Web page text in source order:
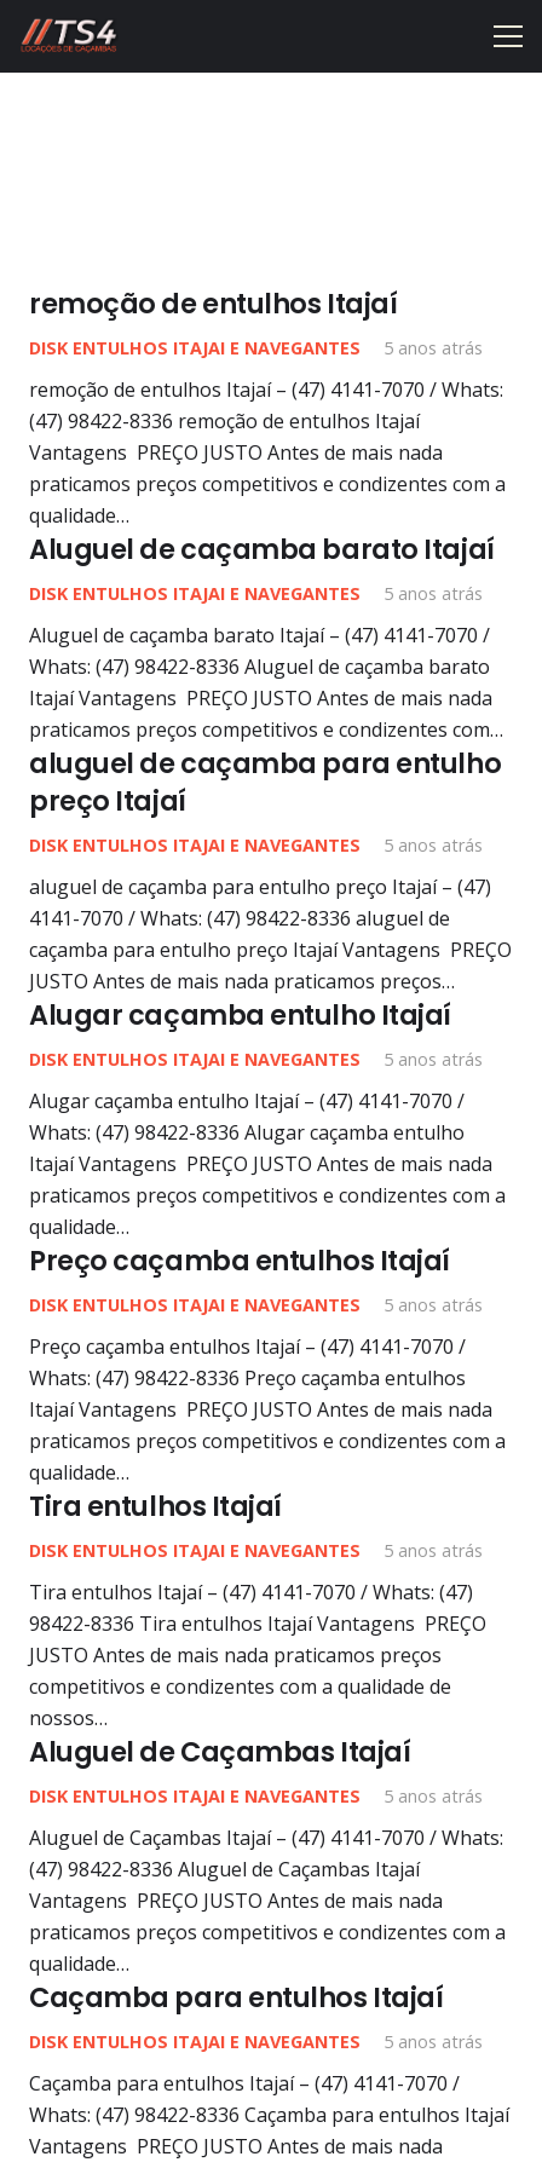
remoção de entulhos Itajaí
DISK ENTULHOS ITAJAI E NAVEGANTES 5 anos atrás
remoção de entulhos Itajaí – (47) 4141-7070 / Whats:
(47) 98422-8336 remoção de entulhos Itajaí
Vantagens PREÇO JUSTO Antes de mais nada
praticamos preços competitivos e condizentes com a
qualidade…
Aluguel de caçamba barato Itajaí
DISK ENTULHOS ITAJAI E NAVEGANTES 5 anos atrás
Aluguel de caçamba barato Itajaí – (47) 4141-7070 /
Whats: (47) 98422-8336 Aluguel de caçamba barato
Itajaí Vantagens PREÇO JUSTO Antes de mais nada
praticamos preços competitivos e condizentes com…
aluguel de caçamba para entulho
preço Itajaí
DISK ENTULHOS ITAJAI E NAVEGANTES 5 anos atrás
aluguel de caçamba para entulho preço Itajaí – (47)
4141-7070 / Whats: (47) 98422-8336 aluguel de
caçamba para entulho preço Itajaí Vantagens PREÇO
JUSTO Antes de mais nada praticamos preços…
Alugar caçamba entulho Itajaí
DISK ENTULHOS ITAJAI E NAVEGANTES 5 anos atrás
Alugar caçamba entulho Itajaí – (47) 4141-7070 /
Whats: (47) 98422-8336 Alugar caçamba entulho
Itajaí Vantagens PREÇO JUSTO Antes de mais nada
praticamos preços competitivos e condizentes com a
qualidade…
Preço caçamba entulhos Itajaí
DISK ENTULHOS ITAJAI E NAVEGANTES 5 anos atrás
Preço caçamba entulhos Itajaí – (47) 4141-7070 /
Whats: (47) 98422-8336 Preço caçamba entulhos
Itajaí Vantagens PREÇO JUSTO Antes de mais nada
praticamos preços competitivos e condizentes com a
qualidade…
Tira entulhos Itajaí
DISK ENTULHOS ITAJAI E NAVEGANTES 5 anos atrás
Tira entulhos Itajaí – (47) 4141-7070 / Whats: (47)
98422-8336 Tira entulhos Itajaí Vantagens PREÇO
JUSTO Antes de mais nada praticamos preços
competitivos e condizentes com a qualidade de
nossos…
Aluguel de Caçambas Itajaí
DISK ENTULHOS ITAJAI E NAVEGANTES 5 anos atrás
Aluguel de Caçambas Itajaí – (47) 4141-7070 / Whats:
(47) 98422-8336 Aluguel de Caçambas Itajaí
Vantagens PREÇO JUSTO Antes de mais nada
praticamos preços competitivos e condizentes com a
qualidade…
Caçamba para entulhos Itajaí
DISK ENTULHOS ITAJAI E NAVEGANTES 5 anos atrás
Caçamba para entulhos Itajaí – (47) 4141-7070 /
Whats: (47) 98422-8336 Caçamba para entulhos Itajaí
Vantagens PREÇO JUSTO Antes de mais nada